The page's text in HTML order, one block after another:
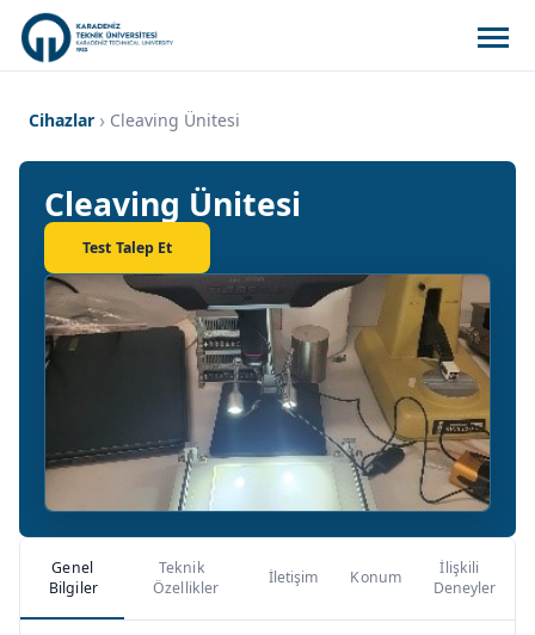
Cihazlar Cleaving Ünitesi
Cleaving Ünitesi
Test Talep Et
Genel
Bilgiler
Teknik
Özellikler
İletişim Konum
İlişkili
Deneyler